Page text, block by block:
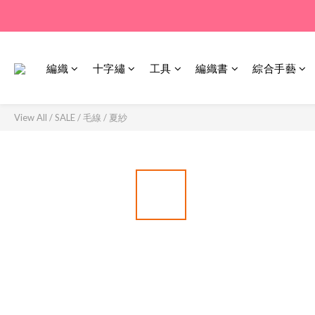
編織 十字繡 工具 編織書 綜合手藝
View All /SALE/毛線 / 夏紗